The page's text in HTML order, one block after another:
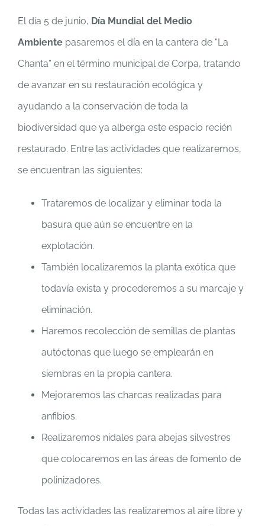
El día 5 de junio, Día Mundial del Medio
Ambiente pasaremos el día en la cantera de “La
Chanta” en el término municipal de Corpa, tratando
de avanzar en su restauración ecológica y
ayudando a la conservación de toda la
biodiversidad que ya alberga este espacio recién
restaurado. Entre las actividades que realizaremos,
se encuentran las siguientes:
Trataremos de localizar y eliminar toda la
basura que aún se encuentre en la
explotación.
También localizaremos la planta exótica que
todavía exista y procederemos a su marcaje y
eliminación.
Haremos recolección de semillas de plantas
autóctonas que luego se emplearán en
siembras en la propia cantera.
Mejoraremos las charcas realizadas para
anfibios.
Realizaremos nidales para abejas silvestres
que colocaremos en las áreas de fomento de
polinizadores.
Todas las actividades las realizaremos al aire libre y